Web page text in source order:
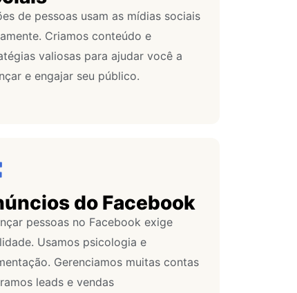
de pessoas usam as mídias sociais
Criamos conteúdo e
valiosas para ajudar você a
e engajar seu público.
do Facebook
pessoas no Facebook exige
Usamos psicologia e
Gerenciamos muitas contas
leads e vendas